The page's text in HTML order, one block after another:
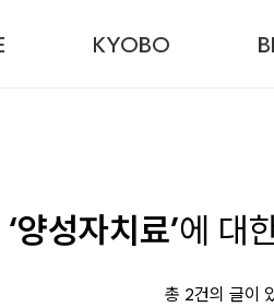
KYOBO
‘양성자치료’에 대
총 2건의 글이